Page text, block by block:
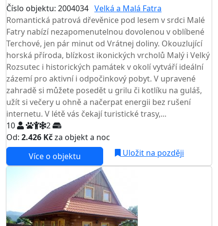
Číslo objektu: 2004034 Velká a Malá Fatra
Romantická patrová dřevěnice pod lesem v srdci Malé
Fatry nabízí nezapomenutelnou dovolenou v oblíbené
Terchové, jen pár minut od Vrátnej doliny. Okouzlující
horská příroda, blízkost ikonických vrcholů Malý i Velký
Rozsutec i historických památek v okolí vytváří ideální
zázemí pro aktivní i odpočinkový pobyt. V upravené
zahradě si můžete posedět u grilu či kotlíku na guláš,
užít si večery u ohně a načerpat energii bez rušení
internetu. V létě vás čekají turistické trasy,...
10
2
Od: 2.426 Kčza objekt a noc
Více o objektu
Uložit na později